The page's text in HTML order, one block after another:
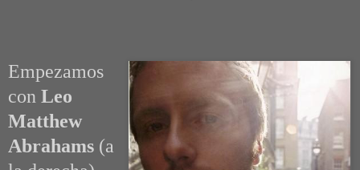
Empezamos
con Leo
Matthew
Abrahams (a